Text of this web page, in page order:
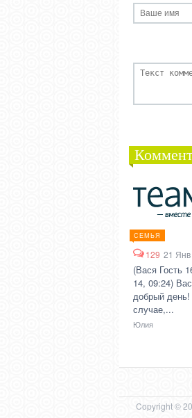
СЕМЬЯ
129 21 Янв
(Вася Гость
14, 09:24)
добрый
случае,...
Юлия
Copyright ©